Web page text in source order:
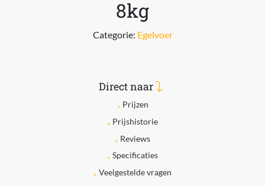
8kg
Categorie: Egelvoer
Direct naar
Prijzen
Prijshistorie
Reviews
Specificaties
Veelgestelde vragen